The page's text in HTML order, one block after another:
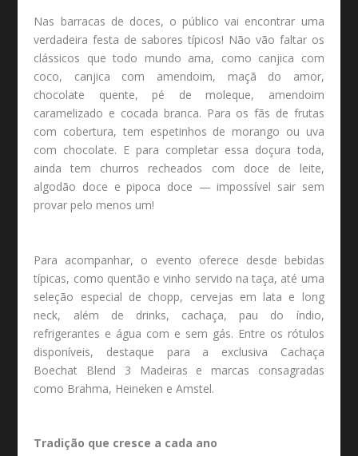
Nas barracas de doces, o público vai encontrar uma
verdadeira festa de sabores típicos! Não vão faltar os
clássicos que todo mundo ama, como canjica com
coco, canjica com amendoim, maçã do amor,
chocolate quente, pé de moleque, amendoim
caramelizado e cocada branca. Para os fãs de frutas
com cobertura, tem espetinhos de morango ou uva
com chocolate. E para completar essa doçura toda,
ainda tem churros recheados com doce de leite,
algodão doce e pipoca doce — impossível sair sem
provar pelo menos um!
Para acompanhar, o evento oferece desde bebidas
típicas, como quentão e vinho servido na taça, até uma
seleção especial de chopp, cervejas em lata e long
neck, além de drinks, cachaça, pau do índio,
refrigerantes e água com e sem gás. Entre os rótulos
disponíveis, destaque para a exclusiva Cachaça
Boechat Blend 3 Madeiras e marcas consagradas
como Brahma, Heineken e Amstel.
Tradição que cresce a cada ano